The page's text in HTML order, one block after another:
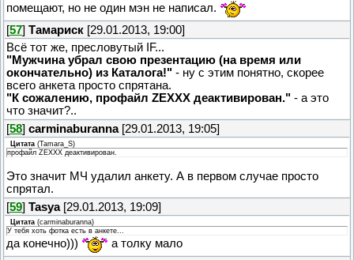
помещают, но не один мэн не написал.
[57] Тамариск [29.01.2013, 19:00]
Всё тот же, пресловутый IF...
"Мужчина убрал свою презентацию (на время или
окончательно) из Каталога!" - ну с этим понятно, скорее
всего анкета просто спрятана.
"К сожалению, профайл ZEХХХ деактивирован." - а это
что значит?..
[58] carminaburanna[29.01.2013, 19:05]
Цитата (Tamara_S)
профайл ZEХХХ деактивирован.
Это значит МЧ удалил анкету. А в первом случае просто
спрятал.
[59] Tasya[29.01.2013, 19:09]
Цитата (carminaburanna)
У тебя хоть фотка есть в анкете...
да конечно)))
а толку мало